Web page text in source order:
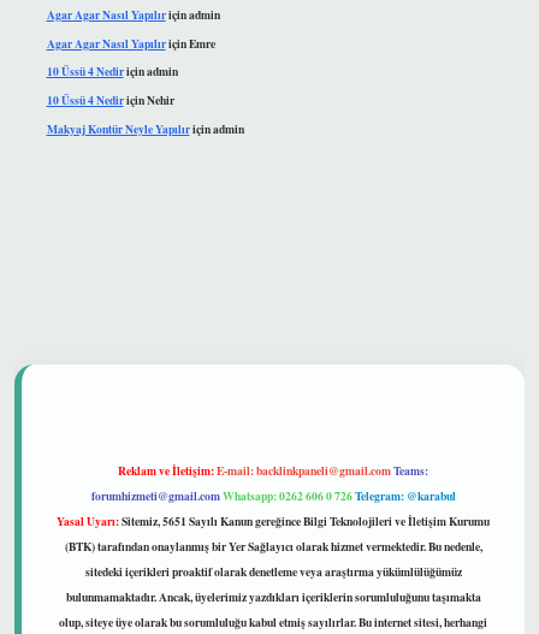
Agar Agar Nasıl Yapılıriçinadmin
Agar Agar Nasıl YapılıriçinEmre
10 Üssü 4 Nediriçinadmin
10 Üssü 4 NediriçinNehir
Makyaj Kontür Neyle Yapılıriçinadmin
Reklam ve İletişim:E-mail:backlinkpaneli@gmail.comTeams:
forumhizmeti@gmail.comWhatsapp: 0262 606 0 726Telegram: @karabul
Yasal Uyarı:Sitemiz, 5651 Sayılı Kanun gereğince Bilgi Teknolojileri ve İletişim Kurumu
(BTK) tarafından onaylanmış bir Yer Sağlayıcı olarak hizmet vermektedir. Bu nedenle,
sitedeki içerikleri proaktif olarak denetleme veya araştırma yükümlülüğümüz
bulunmamaktadır. Ancak, üyelerimiz yazdıkları içeriklerin sorumluluğunu taşımakta
olup, siteye üye olarak bu sorumluluğu kabul etmiş sayılırlar. Bu internet sitesi, herhangi